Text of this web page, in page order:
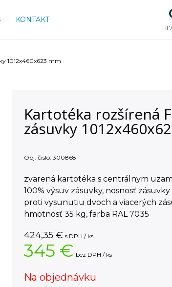
KONTAKT
1012x460x623 mm
Kartotéka rozšírená
zásuvky
Obj. čislo: 300868
zvarená kartotéka s centrálnym
100% výsuv zásuvky, nosnosť
proti vysunutiu dvoch a viacerých
hmotnosť 35 kg, farba RAL 7035
424,35 € s DPH / ks
345 € bez DPH / ks
Na objednávku